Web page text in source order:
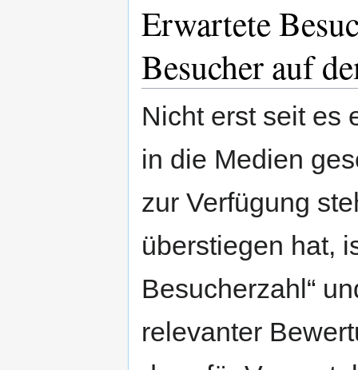
Erwartete
Besucher auf
Nicht erst seit es
in die Medien
zur Verfügung
überstiegen hat,
Besucherzahl“
relevanter